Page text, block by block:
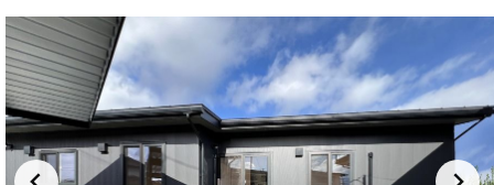
ン
ツ
へ
ス
キ
ッ
プ